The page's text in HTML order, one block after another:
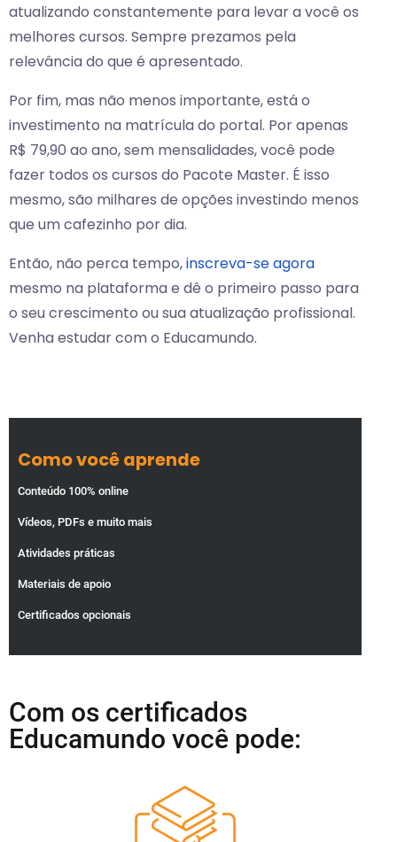
atualizando constantemente para levar a você os
melhores cursos. Sempre prezamos pela
relevância do que é apresentado.
Por fim, mas não menos importante, está o
investimento na matrícula do portal. Por apenas
R$ 79,90 ao ano, sem mensalidades, você pode
fazer todos os cursos do Pacote Master. É isso
mesmo, são milhares de opções investindo menos
que um cafezinho por dia.
Então, não perca tempo,inscreva-se agora
mesmo na plataforma e dê o primeiro passo para
o seu crescimento ou sua atualização profissional.
Venha estudar com o Educamundo.
Como você aprende
Conteúdo 100% online
Vídeos, PDFs e muito mais
Atividades práticas
Materiais de apoio
Certificados opcionais
Com os certificados
Educamundo você pode: